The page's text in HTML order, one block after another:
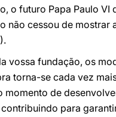
o futuro Papa Paulo VI
não cessou de
vossa fundação, os
torna-se cada vez
momento de
contribuindo para